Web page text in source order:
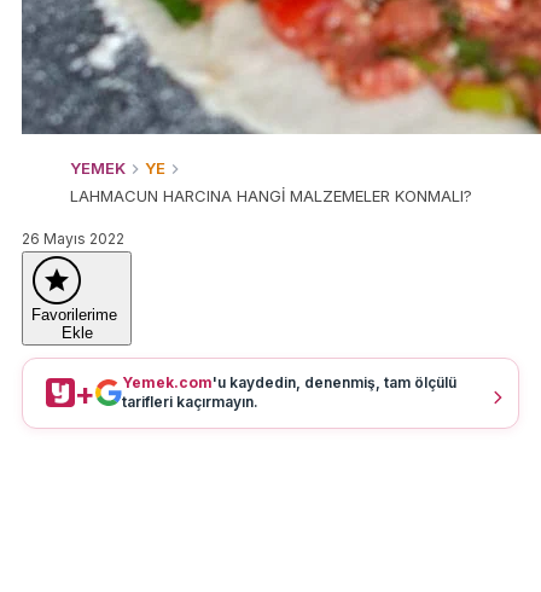
YEMEK
YE
LAHMACUN HARCINA HANGİ MALZEMELER KONMALI?
26 Mayıs 2022
Favorilerime
Ekle
+ Yemek.com'u kaydedin, denenmiş, tam ölçülü
tarifleri kaçırmayın.